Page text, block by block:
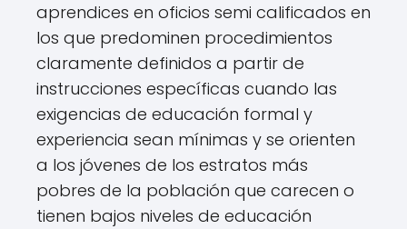
aprendices en oficios semi calificados en
los que predominen procedimientos
claramente definidos a partir de
instrucciones específicas cuando las
exigencias de educación formal y
experiencia sean mínimas y se orienten
a los jóvenes de los estratos más
pobres de la población que carecen o
tienen bajos niveles de educación